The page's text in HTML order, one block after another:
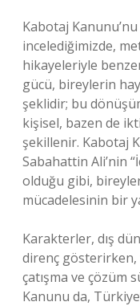
Kabotaj Kanunu’nu
incelediğimizde,
hikayeleriyle
gücü, bireylerin
şeklidir; bu
kişisel, bazen de
şekillenir. Kabotaj
Sabahattin Ali’nin
olduğu gibi,
mücadelesinin bir
Karakterler, dış
direnç
çatışma ve çözüm
Kanunu da,